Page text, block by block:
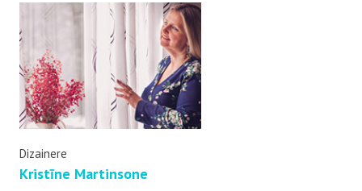
Dizainere
Kristīne Martinsone